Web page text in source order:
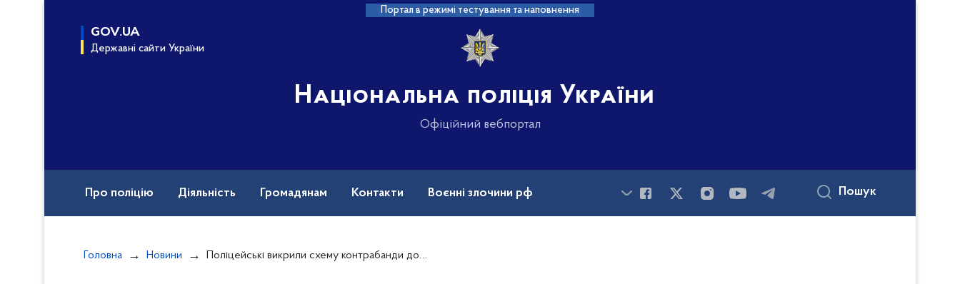
Портал в режимі тестування та наповнення
GOV.UA
Державні сайти України
Національна поліція України
Офіційний вебпортал
Про поліцію Діяльність Громадянам Контакти Воєнні злочини рф Пошук
Головна Новини Поліцейські викрили схему контрабанди дорогоцінних металів під виглядом будівельних сумішей на понад 11 мільйонів гривень